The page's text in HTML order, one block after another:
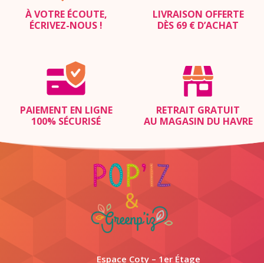
À VOTRE ÉCOUTE,
ÉCRIVEZ-NOUS !
LIVRAISON OFFERTE
DÈS 69 € D’ACHAT
PAIEMENT EN LIGNE
100% SÉCURISÉ
RETRAIT GRATUIT
AU MAGASIN DU HAVRE
Espace Coty – 1er Étage